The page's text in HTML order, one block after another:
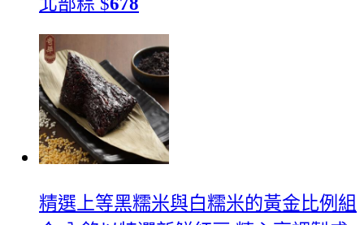
精選上等黑糯米與白糯米的黃金比例組